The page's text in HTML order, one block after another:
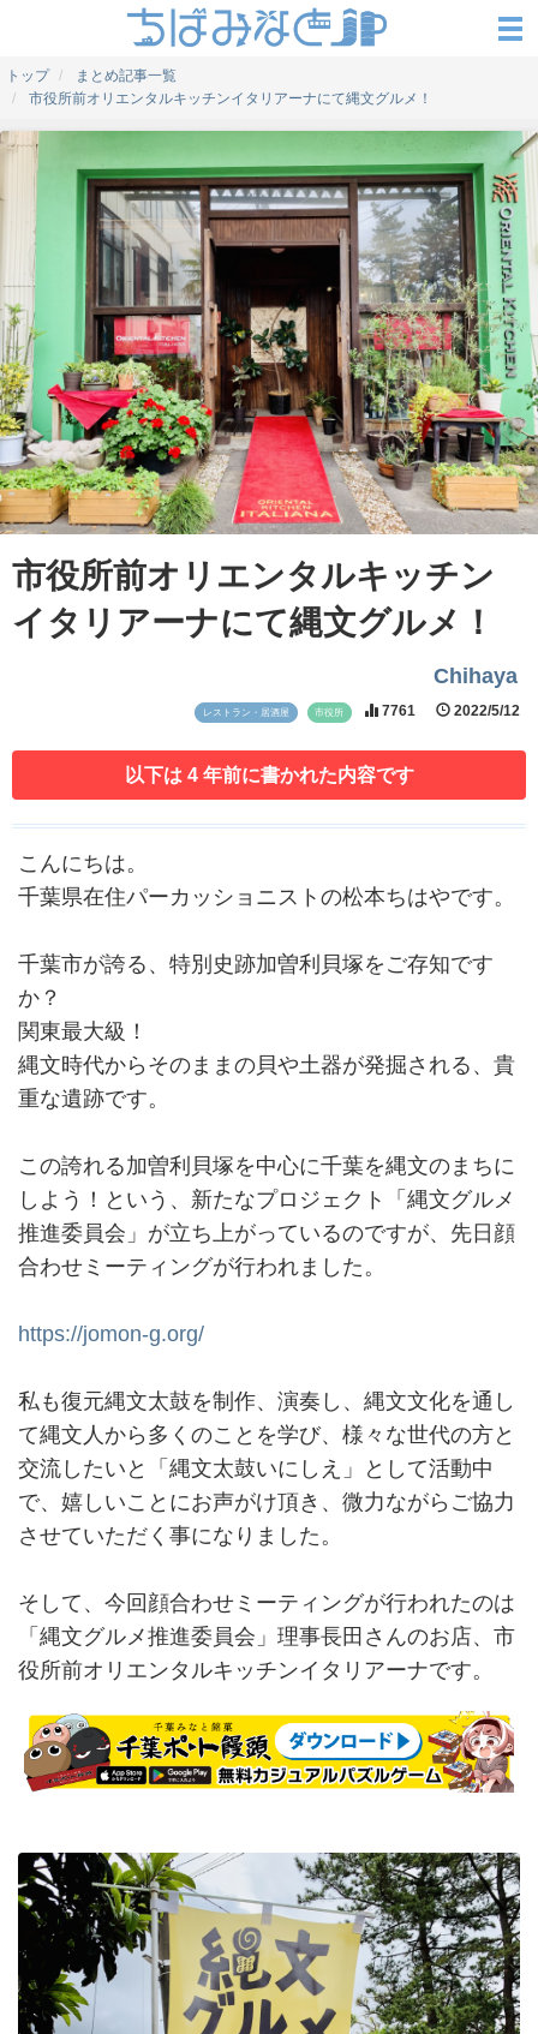
トップ
まとめ記事一覧
市役所前オリエンタルキッチンイタリアーナにて縄文グルメ！
市役所前オリエンタルキッチン
イタリアーナにて縄文グルメ！
Chihaya
レストラン・居酒屋 市役所 7761 2022/5/12
以下は 4 年前に書かれた内容です
こんにちは。
千葉県在住パーカッショニストの松本ちはやです。
千葉市が誇る、特別史跡加曽利貝塚をご存知です
か？
関東最大級！
縄文時代からそのままの貝や土器が発掘される、貴
重な遺跡です。
この誇れる加曽利貝塚を中心に千葉を縄文のまちに
しよう！という、新たなプロジェクト「縄文グルメ
推進委員会」が立ち上がっているのですが、先日顔
合わせミーティングが行われました。
https://jomon-g.org/
私も復元縄文太鼓を制作、演奏し、縄文文化を通し
て縄文人から多くのことを学び、様々な世代の方と
交流したいと「縄文太鼓いにしえ」として活動中
で、嬉しいことにお声がけ頂き、微力ながらご協力
させていただく事になりました。
そして、今回顔合わせミーティングが行われたのは
「縄文グルメ推進委員会」理事長田さんのお店、市
役所前オリエンタルキッチンイタリアーナです。